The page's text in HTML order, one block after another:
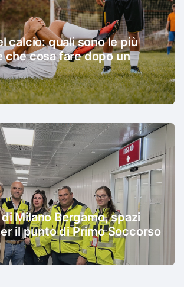
calcio: quali sono le più
che cosa fare dopo un
Milano Bergamo, spazi
il punto di Primo Soccorso